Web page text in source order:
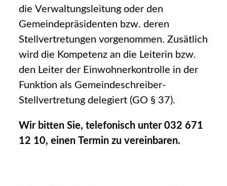
die Verwaltungsleitung oder den
Gemeindepräsidenten bzw. deren
Stellvertretungen vorgenommen. Zusätlich
wird die Kompetenz an die Leiterin bzw.
den Leiter der Einwohnerkontrolle in der
Funktion als Gemeindeschreiber-
Stellvertretung delegiert (GO § 37).
Wir bitten Sie, telefonisch unter 032 671
12 10, einen Termin zu vereinbaren.